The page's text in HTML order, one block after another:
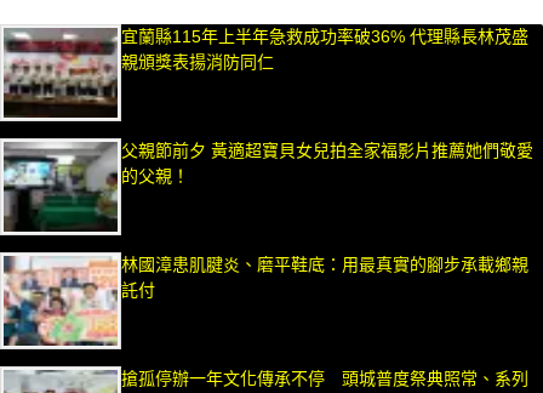
宜蘭縣115年上半年急救成功率破36% 代理縣長林茂盛
親頒獎表揚消防同仁
父親節前夕 黃適超寶貝女兒拍全家福影片推薦她們敬愛
的父親！
林國漳患肌腱炎、磨平鞋底：用最真實的腳步承載鄉親
託付
搶孤停辦一年文化傳承不停 頭城普度祭典照常、系列